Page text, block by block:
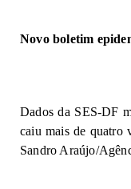
Novo boletim
Dados da SES-DF
caiu mais de quatro
Sandro Araújo/